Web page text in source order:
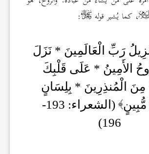
، كما يُشير قوله :
رَبِّ الْعَالَمِينَ * نَزَلَ
الأَمِينُ * عَلَى قَلْبِكَ
مِنَ الْمُنذِرِينَ * بِلِسَانٍ
(الشعراء: 193-
196)